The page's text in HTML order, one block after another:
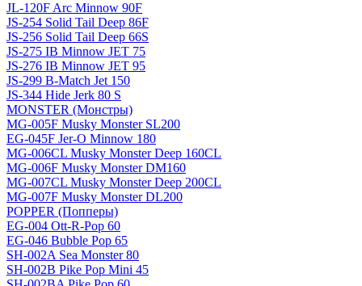
JL-120F Arc Minnow 90F
JS-254 Solid Tail Deep 86F
JS-256 Solid Tail Deep 66S
JS-275 IB Minnow JET 75
JS-276 IB Minnow JET 95
JS-299 B-Match Jet 150
JS-344 Hide Jerk 80 S
MONSTER (Монстры)
MG-005F Musky Monster SL200
EG-045F Jer-O Minnow 180
MG-006CL Musky Monster Deep 160CL
MG-006F Musky Monster DM160
MG-007CL Musky Monster Deep 200CL
MG-007F Musky Monster DL200
POPPER (Попперы)
EG-004 Ott-R-Pop 60
EG-046 Bubble Pop 65
SH-002A Sea Monster 80
SH-002B Pike Pop Mini 45